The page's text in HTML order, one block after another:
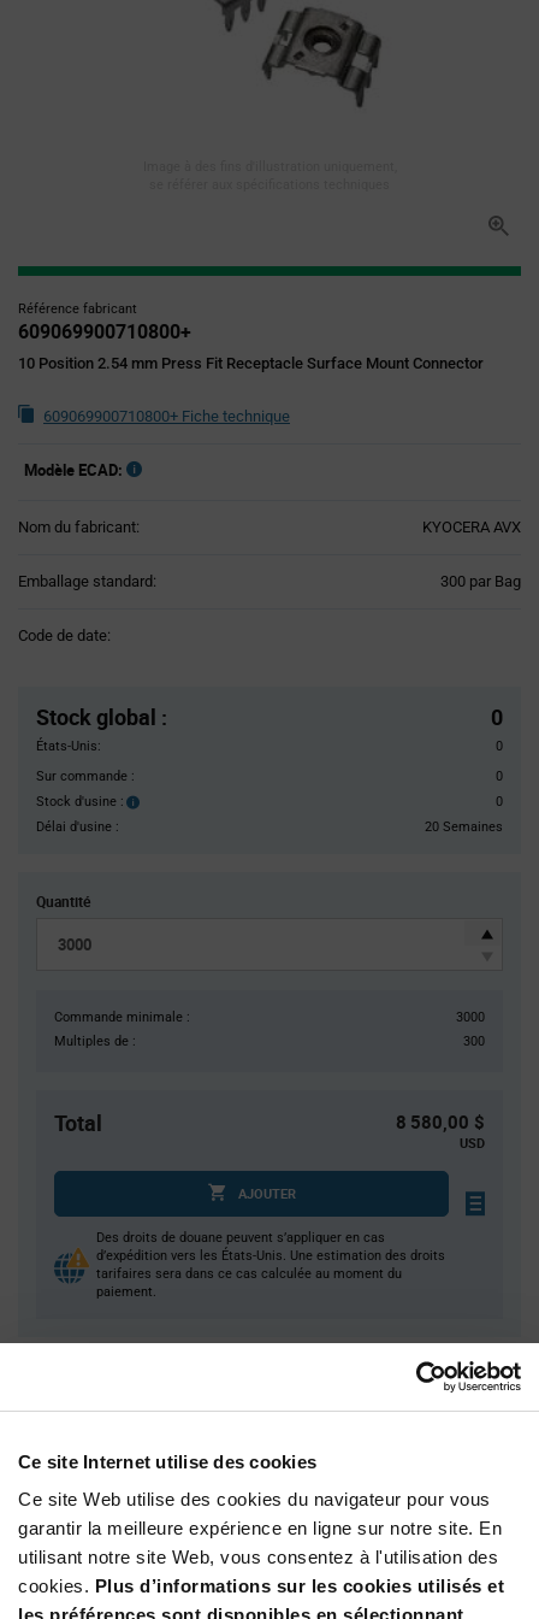
Ce site Internet utilise des cookies
Ce site Web utilise des cookies du navigateur pour vous
garantir la meilleure expérience en ligne sur notre site. En
utilisant notre site Web, vous consentez à l'utilisation des
cookies. Plus d’informations sur les cookies utilisés et
les préférences sont disponibles en sélectionnant
Référence fabricant
609069900710800+
10 Position 2.54 mm Press Fit Receptacle Surface Mount Connector
609069900710800+ Fiche technique
Modèle ECAD:
Nom du fabricant: KYOCERA AVX
Emballage standard: 300 par Bag
Code de date:
Stock global : 0
États-Unis:
0
Sur commande :
0
Stock d'usine :
Stock
0
Délai d'usine :
20 Semaines
Quantité
Commande minimale :
3000
Multiples de :
300
Total 8 580,00 $
USD
AJOUTER
Des droits de douane peuvent s’appliquer en cas
d’expédition vers les États-Unis. Une estimation des droits
tarifaires sera dans ce cas calculée au moment du
paiement.
600+
$2.86
Product
Variant
Information
section
Emballages disponibles
Bag